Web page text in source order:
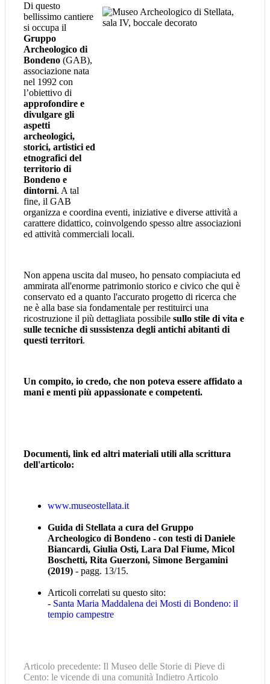
Di questo
bellissimo cantiere
si occupa il
Gruppo
Archeologico di
Bondeno (GAB),
associazione nata
nel 1992 con
l’obiettivo di
approfondire e
divulgare gli
aspetti
archeologici,
storici, artistici ed
etnografici del
territorio di
Bondeno e
dintorni. A tal
fine, il GAB
organizza e coordina eventi, iniziative e diverse attività a
carattere didattico, coinvolgendo spesso altre associazioni
ed attività commerciali locali.
Non appena uscita dal museo, ho pensato compiaciuta ed
ammirata all'enorme patrimonio storico e civico che qui è
conservato ed a quanto l'accurato progetto di ricerca che
ne è alla base sia fondamentale per restituirci una
ricostruzione il più dettagliata possibile sullo stile di vita e
sulle tecniche di sussistenza degli antichi abitanti di
questi territori.
Un compito, io credo, che non poteva essere affidato a
mani e menti più appassionate e competenti.
Documenti, link ed altri materiali utili alla scrittura
dell'articolo:
www.museostellata.it
Guida di Stellata a cura del Gruppo
Archeologico di Bondeno - con testi di Daniele
Biancardi, Giulia Osti, Lara Dal Fiume, Micol
Boschetti, Rita Guerzoni, Simone Bergamini
(2019) - pagg. 13/15.
Articoli correlati su questo sito:
- Santa Maria Maddalena dei Mosti di Bondeno: il
tempio campestre
Articolo precedente: Il Museo delle Storie di Pieve di
Cento: le vicende di una comunità Indietro Articolo